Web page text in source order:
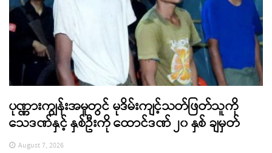
ပုဏ္ဏားကျွန်းအမှုတွင် မုဒိမ်းကျင့်သတ်ဖြတ်သူကို
သေဒဏ်နှင့် နှစ်ဦးကို ထောင်ဒဏ် ၂၀ နှစ် ချမှတ်
August 7, 2026